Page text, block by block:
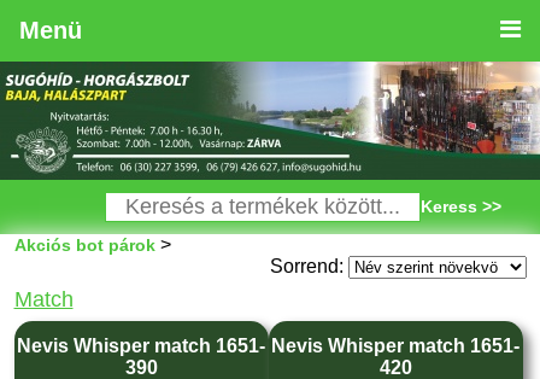
Menü
Keress >>
Akciós bot párok>
Sorrend:
Match
Nevis Whisper match 1651-
390
Nevis Whisper match 1651-
420